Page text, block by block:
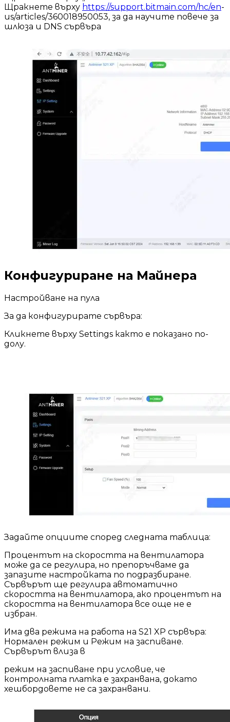
Щракнете върху https://support.bitmain.com/hc/en-
us/articles/360018950053, за да научите повече за
шлюза и DNS сървъра
Конфигуриране на Майнера
Настройване на пула
За да конфигурирате сървъра:
Кликнете върху Settings както е показано по-
долу.
Задайте опциите според следната таблица:
Процентът на скоростта на вентилатора
може да се регулира, но препоръчваме да
запазите настройката по подразбиране.
Сървърът ще регулира автоматично
скоростта на вентилатора, ако процентът на
скоростта на вентилатора все още не е
избран.
Има два режима на работа на S21 XP сървъра:
Нормален режим и Режим на заспиване.
Сървърът влиза в
режим на заспиване при условие, че
контролната платка е захранвана, докато
хешбордовете не са захранвани.